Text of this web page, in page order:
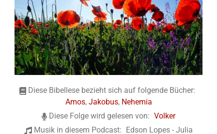
Diese Bibellese bezieht sich auf folgende Bücher:
Amos, Jakobus, Nehemia
Diese Folge wird gelesen von: Volker
Musik in diesem Podcast: Edson Lopes - Julia